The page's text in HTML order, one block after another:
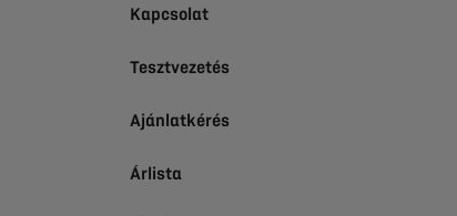
Kapcsolat
Tesztvezetés
Ajánlatkérés
Árlista